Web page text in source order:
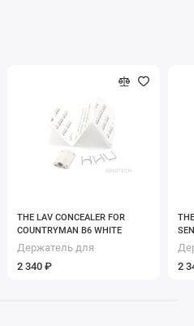
THE LAV CONCEALER FOR
COUNTRYMAN B6 WHITE
Держатель для
петличного микрофона
COUNTRYMAN B6
2 340 ₽ 2